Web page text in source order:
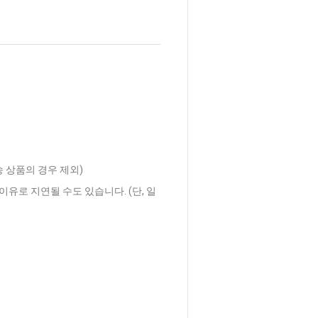
상품의 경우 제외)
유로 지연될 수도 있습니다. (단, 일